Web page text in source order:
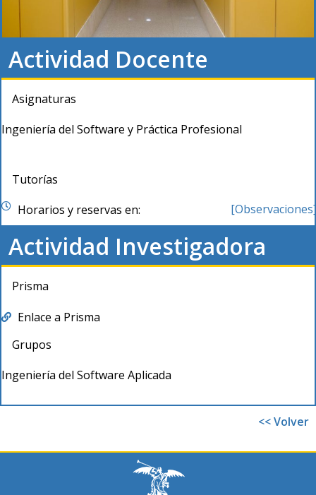
Actividad Docente
Asignaturas
Ingeniería del Software y Práctica Profesional
Tutorías
Horarios y reservas en:
[Observaciones]
Actividad Investigadora
Prisma
Enlace a Prisma
Grupos
Ingeniería del Software Aplicada
<< Volver